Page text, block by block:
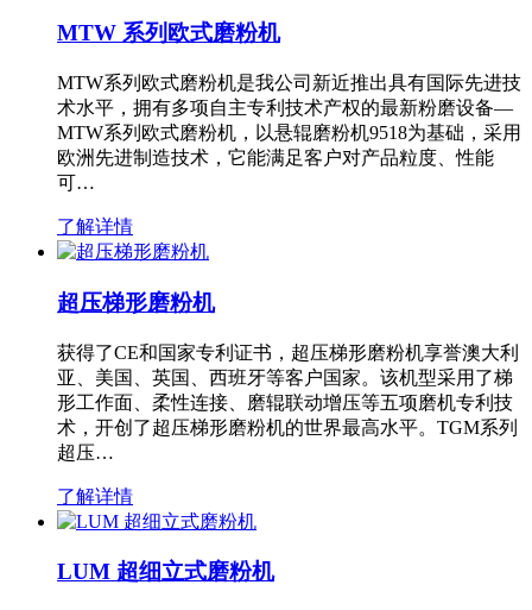
MTW 系列欧式磨粉机
MTW系列欧式磨粉机是我公司新近推出具有国际先进技
术水平，拥有多项自主专利技术产权的最新粉磨设备—
MTW系列欧式磨粉机，以悬辊磨粉机9518为基础，采用
欧洲先进制造技术，它能满足客户对产品粒度、性能
可…
了解详情
超压梯形磨粉机
获得了CE和国家专利证书，超压梯形磨粉机享誉澳大利
亚、美国、英国、西班牙等客户国家。该机型采用了梯
形工作面、柔性连接、磨辊联动增压等五项磨机专利技
术，开创了超压梯形磨粉机的世界最高水平。TGM系列
超压…
了解详情
LUM 超细立式磨粉机